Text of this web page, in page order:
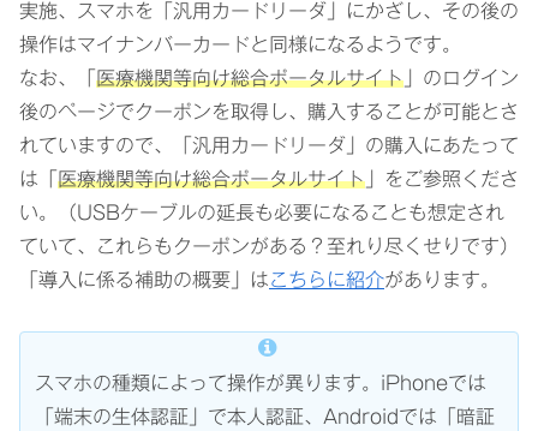
実施、スマホを「汎用カードリーダ」にかざし、その後の
操作はマイナンバーカードと同様になるようです。
なお、「 医療機関等向け総合ポータルサイト 」のログイン
後のページでクーポンを取得し、購入することが可能とさ
れていますので、「汎用カードリーダ」の購入にあたって
は「 医療機関等向け総合ポータルサイト 」をご参照くださ
い。（USBケーブルの延長も必要になることも想定され
ていて、これらもクーポンがある？至れり尽くせりです）
「導入に係る補助の概要」はこちらに紹介があります。
スマホの種類によって操作が異ります。iPhoneでは
「端末の生体認証」で本人認証、Androidでは「暗証